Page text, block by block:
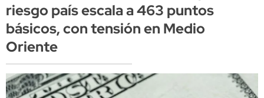
riesgo país escala a 463 puntos
básicos, con tensión en Medio
Oriente